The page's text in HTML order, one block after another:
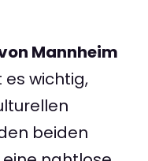
Mannheim
es wichtig,
beiden